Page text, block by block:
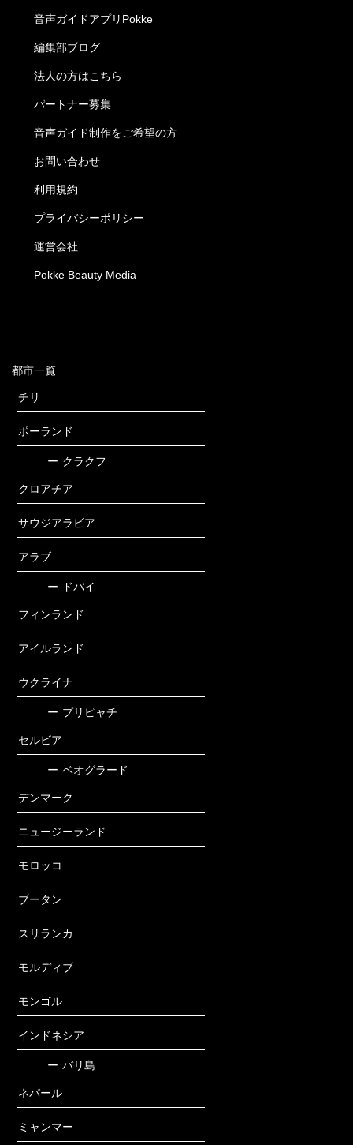
音声ガイドアプリPokke
編集部ブログ
法人の方はこちら
パートナー募集
音声ガイド制作をご希望の方
お問い合わせ
利用規約
プライバシーポリシー
運営会社
Pokke Beauty Media
都市一覧
チリ
ポーランド
ー クラクフ
クロアチア
サウジアラビア
アラブ
ー ドバイ
フィンランド
アイルランド
ウクライナ
ー プリピャチ
セルビア
ー ベオグラード
デンマーク
ニュージーランド
モロッコ
ブータン
スリランカ
モルディブ
モンゴル
インドネシア
ー バリ島
ネパール
ミャンマー